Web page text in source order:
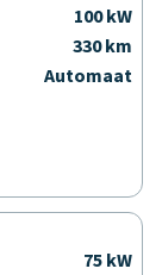
100 kW
330 km
Automaat
75 kW